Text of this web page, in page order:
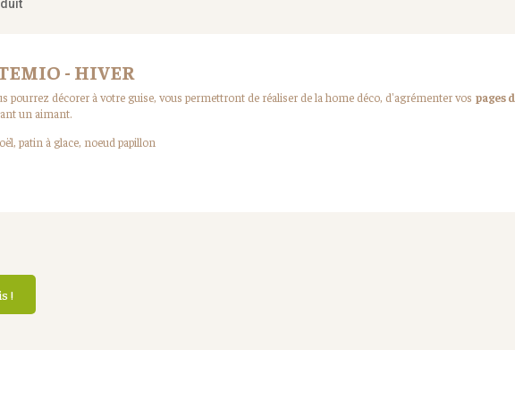
- HIVER
pourrez décorer à votre guise, vous permettront de réaliser de la home déco, d'agrémenter vos pages
un aimant.
patin à glace, noeud papillon
!